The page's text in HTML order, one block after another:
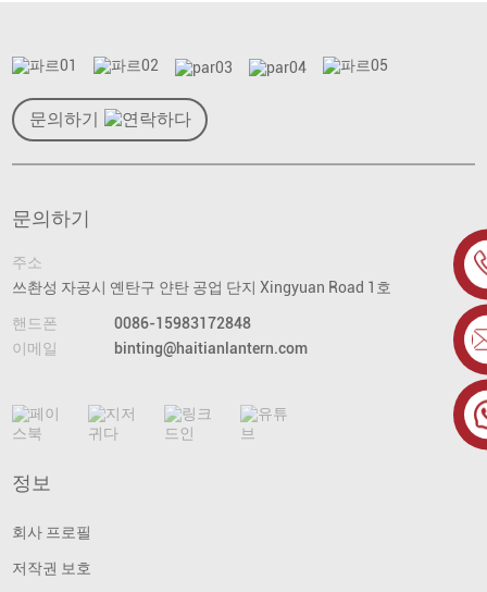
문의하기
문의하기
주소
쓰촨성 자공시 옌탄구 얀탄 공업 단지 Xingyuan Road 1호
핸드폰
0086-15983172848
이메일
binting@haitianlantern.com
정보
회사 프로필
저작권 보호